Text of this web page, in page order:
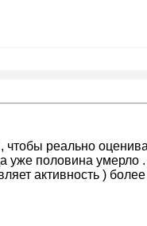
чтобы реально
половина умерло .
активность )